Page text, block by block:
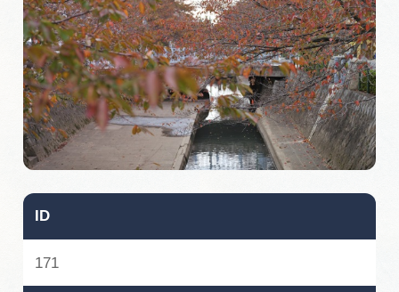
スポット・体験
イベント
グルメ
旅の予約
行きたいリストを見る
ID
171